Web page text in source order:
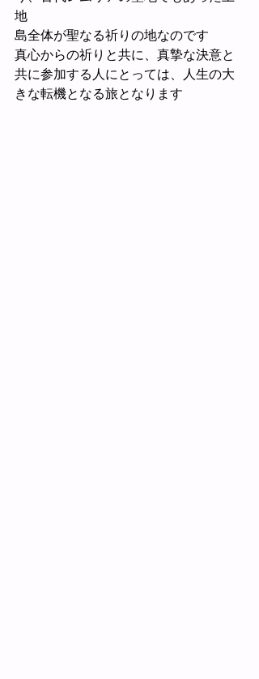
地
島全体が聖なる祈りの地なのです
真心からの祈りと共に、真摯な決意と
共に参加する人にとっては、人生の大
きな転機となる旅となります